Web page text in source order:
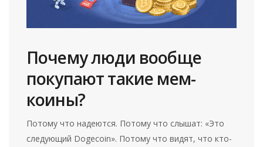
Почему люди вообще
покупают такие мем-
коины?
Потому что надеются. Потому что слышат: «Это
следующий Dogecoin». Потому что видят, что кто-